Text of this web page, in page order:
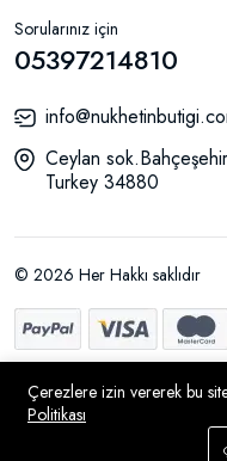
Sorularınız için
05397214810
Ceylan
Turkey 34880
© 2026 Her Hakkı saklıdır
Çerezlere izin vererek bu
Politikası